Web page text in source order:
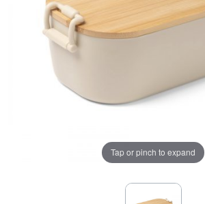
Tap or pinch to expand